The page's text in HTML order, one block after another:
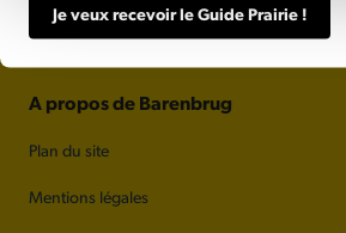
A propos de Barenbrug
Plan du site
Mentions légales
Je veux recevoir le Guide Prairie !